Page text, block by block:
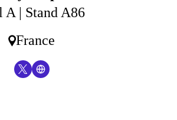
A | Stand A86
France